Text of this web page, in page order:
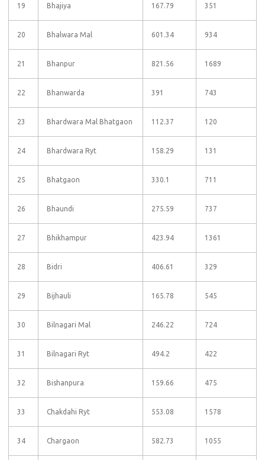
19 Bhajiya 167.79 351
20 Bhalwara Mal 601.34 934
21 Bhanpur 821.56 1689
22 Bhanwarda 391 743
23 Bhardwara Mal Bhatgaon 112.37 120
24 Bhardwara Ryt 158.29 131
25 Bhatgaon 330.1 711
26 Bhaundi 275.59 737
27 Bhikhampur 423.94 1361
28 Bidri 406.61 329
29 Bijhauli 165.78 545
30 Bilnagari Mal 246.22 724
31 Bilnagari Ryt 494.2 422
32 Bishanpura 159.66 475
33 Chakdahi Ryt 553.08 1578
34 Chargaon 582.73 1055